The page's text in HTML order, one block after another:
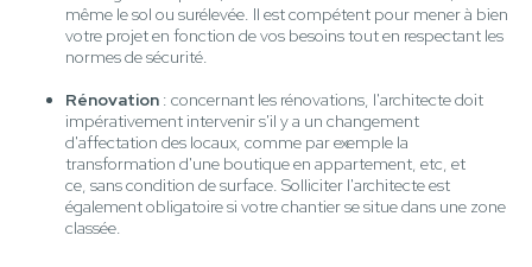
même le sol ou surélevée. Il est compétent pour mener à bien
votre projet en fonction de vos besoins tout en respectant les
normes de sécurité.
Rénovation : concernant les rénovations, l'architecte doit
impérativement intervenir s'il y a un changement
d'affectation des locaux, comme par exemple la
transformation d'une boutique en appartement, etc, et
ce, sans condition de surface. Solliciter l'architecte est
également obligatoire si votre chantier se situe dans une zone
classée.